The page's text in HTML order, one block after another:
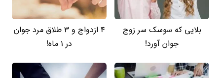
بلایی که سوسک سر زوج
جوان آورد!
4 ازدواج و 3 طلاق مرد جوان
در 1 ماه!